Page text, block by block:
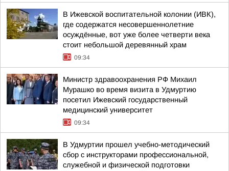
В Ижевской воспитательной колонии (ИВК),
где содержатся несовершеннолетние
осуждённые, вот уже более четверти века
стоит небольшой деревянный храм
09:34
Министр здравоохранения РФ Михаил
Мурашко во время визита в Удмуртию
посетил Ижевский государственный
медицинский университет
09:34
В Удмуртии прошел учебно-методический
сбор с инструкторами профессиональной,
служебной и физической подготовки